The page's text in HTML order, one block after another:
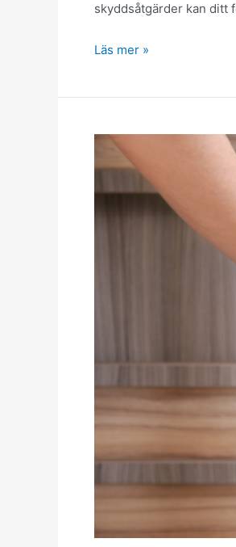
skyddsåtgärder kan ditt
Läs mer »